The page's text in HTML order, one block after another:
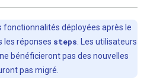
fonctionnalités déployées après le
les réponses steps . Les utilisateurs
ne bénéficieront pas des nouvelles
pas migré.